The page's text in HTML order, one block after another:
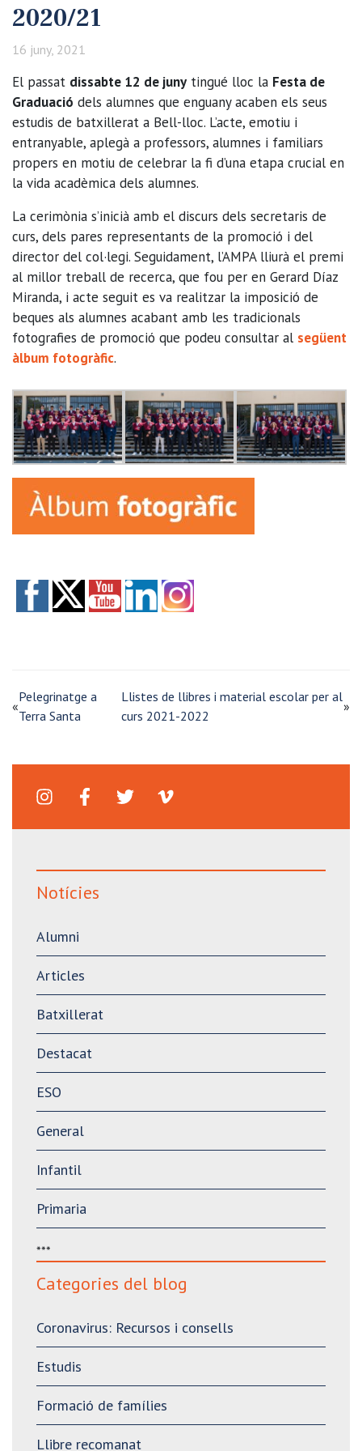
2020/21
16 juny, 2021
El passat dissabte 12 de juny tingué lloc la Festa de
Graduació dels alumnes que enguany acaben els seus
estudis de batxillerat a Bell-lloc. L’acte, emotiu i
entranyable, aplegà a professors, alumnes i familiars
propers en motiu de celebrar la fi d’una etapa crucial en
la vida acadèmica dels alumnes.
La cerimònia s’inicià amb el discurs dels secretaris de
curs, dels pares representants de la promoció i del
director del col·legi. Seguidament, l’AMPA lliurà el premi
al millor treball de recerca, que fou per en Gerard Díaz
Miranda, i acte seguit es va realitzar la imposició de
beques als alumnes acabant amb les tradicionals
fotografies de promoció que podeu consultar al següent
àlbum fotogràfic.
«
Pelegrinatge a
Terra Santa
Llistes de llibres i material escolar per al
curs 2021-2022
»
Notícies
Alumni
Articles
Batxillerat
Destacat
ESO
General
Infantil
Primaria
***
Categories del blog
Coronavirus: Recursos i consells
Estudis
Formació de famílies
Llibre recomanat